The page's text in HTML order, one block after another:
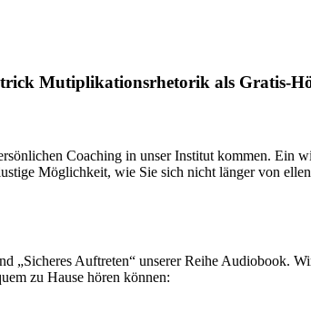
Mutiplikationsrhetorik als Gratis-
Coaching in unser Institut kommen. Ein
Möglichkeit, wie Sie sich nicht länger von
„Sicheres Auftreten“ unserer Reihe Audiobook.
zu Hause hören können: